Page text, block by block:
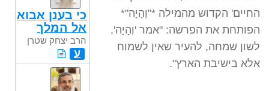
החיים' הקדוש מהמילה *"וְהָיָה"*
הפותחת את הפרשה: "אמר 'וְהָיָה',
לשון שמחה, להעיר שאין לשמוח
אלא בישיבת הארץ".
כי בענן אבוא
אל המלך
הרב יצחק שטרן
ע